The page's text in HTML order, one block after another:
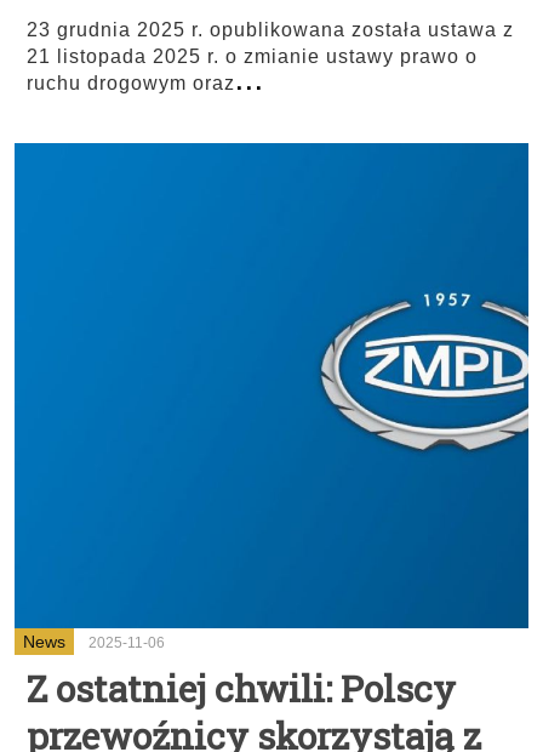
23 grudnia 2025 r. opublikowana została ustawa z
21 listopada 2025 r. o zmianie ustawy prawo o
ruchu drogowym oraz...
News 2025-11-06
Z ostatniej chwili: Polscy
przewoźnicy skorzystają z